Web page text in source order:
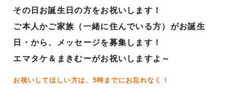
その日お誕生日の方をお祝いします！
ご本人かご家族（一緒に住んでいる方）がお誕生
日・から、メッセージを募集します！
エマタケ＆まきむーがお祝いしますよ～
お祝いしてほしい方は、5時までにお忘れなく！